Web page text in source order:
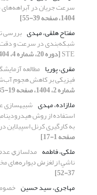
سرعت جریان در
1404، صفحه 39-55]
مفتاح هلقی، مهدی بررسی
شبکه‌بندی در سرعت و دقت
STE[دوره 20، شماره 4، 1404، صفحه 1-21]
مقری، پوریا مطالعه
فیزیکی بر کاهش هجوم
شماره 2، 1404، صفحه 19-35]
ملازاده، مهدی شبیهسازی
استفاده از روش
به کارگیری کرنل
صفحه 1-17]
ملکی، فاطمه ﻣﺪﻟﺴﺎﺯﻱ
ﻧﺎﺷﻲ ﺍﺯ ﻟﻐﺰﺵ ﺩﻳﻮﺍﺭﻩ‌های
37-52]
مهاجری، سید حسین